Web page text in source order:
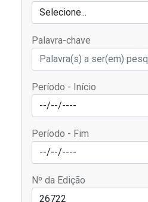
Selecione...
Palavra-chave
Período - Início
Período - Fim
Nº da Edição